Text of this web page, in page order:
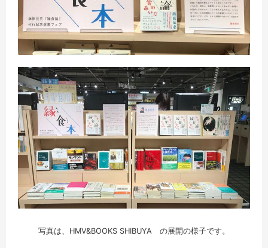
写真は、HMV&BOOKS SHIBUYA の展開の様子です。